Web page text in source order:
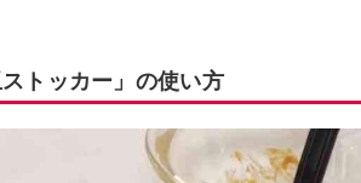
トッカー」の使い方